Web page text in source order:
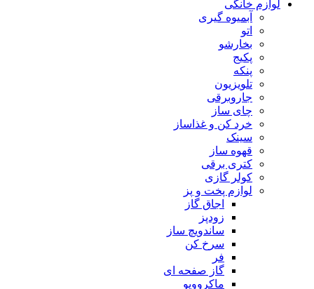
لوازم خانگی
آبمیوه گیری
اتو
بخارشو
پکیج
پنکه
تلویزیون
جاروبرقی
چای ساز
خرد کن و غذاساز
سینک
قهوه ساز
کتری برقی
کولر گازی
لوازم پخت و پز
اجاق گاز
زودپز
ساندویچ ساز
سرخ کن
فر
گاز صفحه ای
ماکروویو